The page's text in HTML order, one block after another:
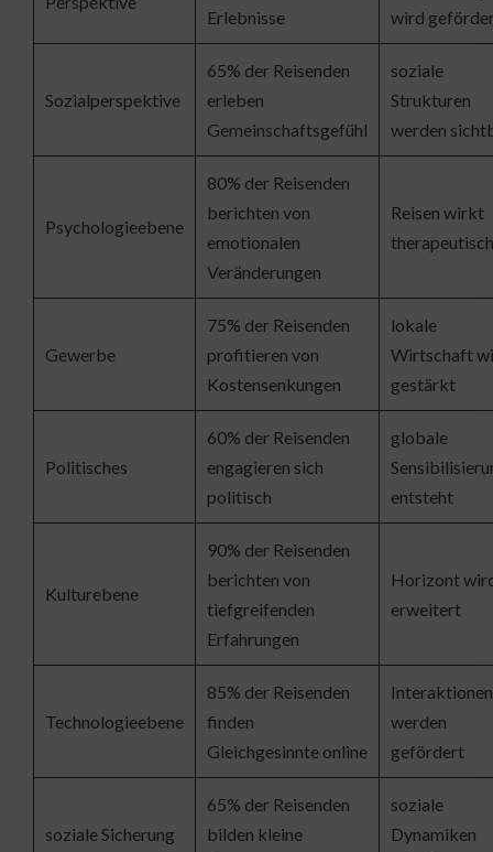
Erlebnisse
wird
Sozialperspektive
65% der Reisenden
erleben
Gemeinschaftsgefühl
soziale
Strukturen
werden
Psychologieebene
80% der Reisenden
berichten von
emotionalen
Veränderungen
Reisen wirkt
therapeutisch
Gewerbe
75% der Reisenden
profitieren von
Kostensenkungen
lokale
Wirtschaft
gestärkt
Politisches
60% der Reisenden
engagieren sich
politisch
globale
entsteht
Kulturebene
90% der Reisenden
berichten von
tiefgreifenden
Erfahrungen
Horizont
erweitert
Technologieebene
85% der Reisenden
finden
Gleichgesinnte online
Interaktionen
werden
gefördert
soziale Sicherung
65% der Reisenden
bilden kleine
soziale
Dynamiken